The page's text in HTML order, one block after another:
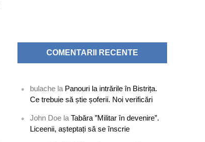
COMENTARII RECENTE
bulache la Panouri la intrările în Bistrița.
Ce trebuie să știe șoferii. Noi verificări
John Doe laTabăra ”Militar în devenire”.
Liceenii, așteptați să se înscrie